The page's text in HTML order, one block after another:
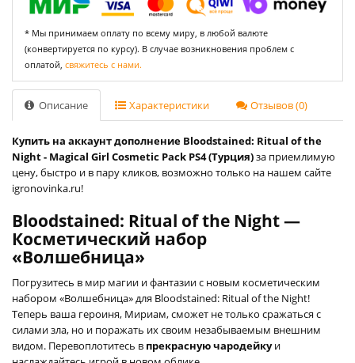
* Мы принимаем оплату по всему миру, в любой валюте
(конвертируется по курсу). В случае возникновения проблем с
оплатой, свяжитесь с нами.
Описание Характеристики Отзывов (0)
Купить на аккаунт дополнение Bloodstained: Ritual of the
Night - Magical Girl Cosmetic Pack PS4 (Турция)за приемлимую
цену, быстро и в пару кликов, возможно только на нашем сайте
igronovinka.ru!
Bloodstained: Ritual of the Night —
Косметический набор
«Волшебница»
Погрузитесь в мир магии и фантазии с новым косметическим
набором «Волшебница» для Bloodstained: Ritual of the Night!
Теперь ваша героиня, Мириам, сможет не только сражаться с
силами зла, но и поражать их своим незабываемым внешним
видом. Перевоплотитесь в прекрасную чародейкуи